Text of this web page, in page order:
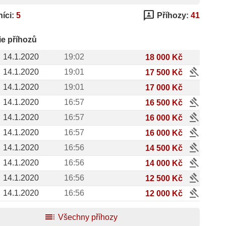
5 3p Příhozy: 41
příhozů
14.1.2020
19:02
18 000 Kč
14.1.2020
19:01 17 500 Kč gavel
14.1.2020 19:01
17 000 Kč
14.1.2020
16:57 16 500 Kč gavel
14.1.2020 16:57 16 000 Kč gavel
14.1.2020 16:57 16 000 Kč gavel
14.1.2020 16:56 14 500 Kč gavel
14.1.2020 16:56 14 000 Kč gavel
14.1.2020 16:56 12 500 Kč gavel
14.1.2020 16:56 12 000 Kč
gavel
toc Všechny příhozy